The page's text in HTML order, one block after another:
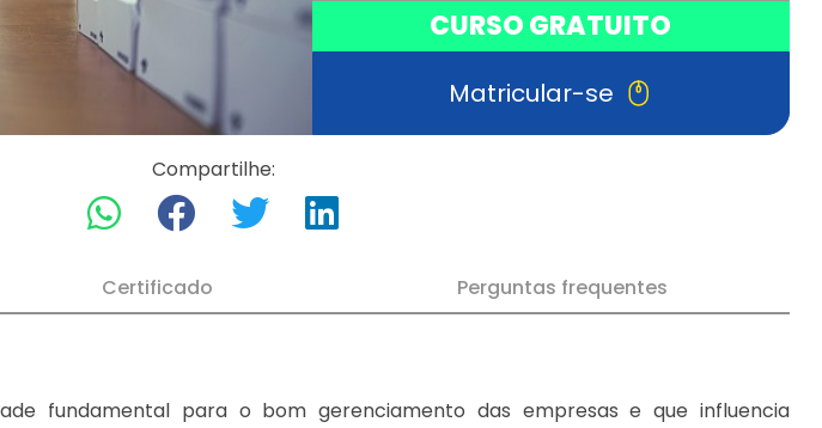
CURSO GRATUITO
Matricular-se
Compartilhe:
Certificado Perguntas frequentes
fundamental para o bom gerenciamento das empresas e que influencia